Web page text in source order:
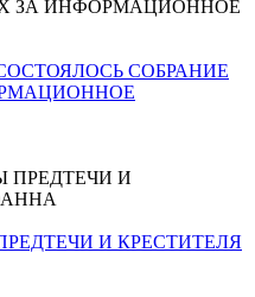
СОБРАНИЕ
И КРЕСТИТЕЛЯ